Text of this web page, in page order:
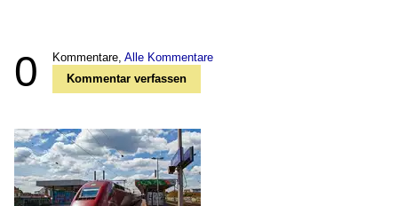
0 Kommentare, Alle Kommentare
Kommentar verfassen